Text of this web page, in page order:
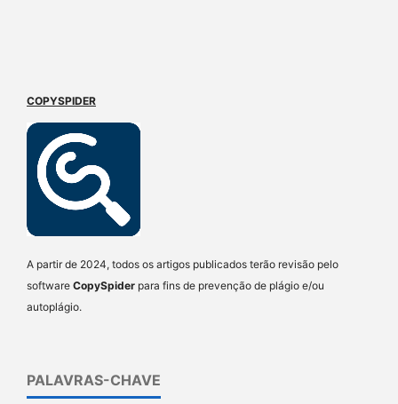
COPYSPIDER
A partir de 2024, todos os artigos publicados terão revisão pelo
software CopySpider para fins de prevenção de plágio e/ou
autoplágio.
PALAVRAS-CHAVE